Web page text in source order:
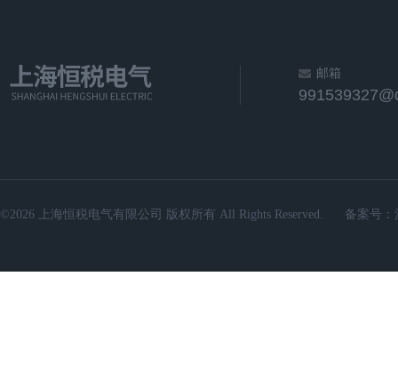
邮箱
©2026 上海恒税电气有限公司 版权所有 All Rights Reserved. 备案号：